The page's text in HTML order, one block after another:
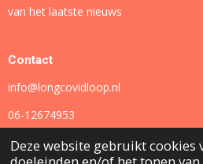
Deze website gebruikt cookies
van het laatste nieuws
Contact
info@longcovidloop.nl
06-12674953